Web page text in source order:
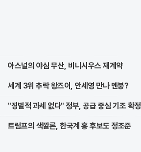
아스널의 야심 무산, 비니시우스 재계약
세계 3위 추락 왕즈이, 안세영 만나 멘붕?
"징벌적 과세 없다" 정부, 공급 중심 기조 확정
트럼프의 색깔론, 한국계 홍 후보도 정조준